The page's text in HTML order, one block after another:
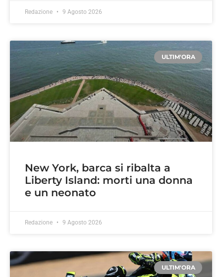
Redazione 9 Agosto 2026
ULTIM'ORA
New York, barca si ribalta a
Liberty Island: morti una donna
e un neonato
Redazione 9 Agosto 2026
ULTIM'ORA